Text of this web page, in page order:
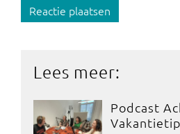
Reactie plaatsen
Lees meer:
Podcast